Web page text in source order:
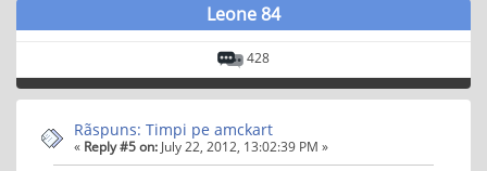
Leone 84
428
Rãspuns: Timpi pe amckart
« Reply #5 on: July 22, 2012, 13:02:39 PM »